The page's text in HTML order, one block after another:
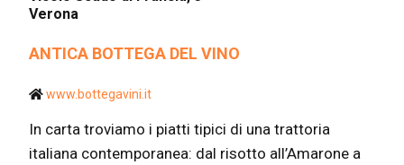
Verona
ANTICA BOTTEGA DEL VINO
www.bottegavini.it
In carta troviamo i piatti tipici di una trattoria
italiana contemporanea: dal risotto all’Amarone a